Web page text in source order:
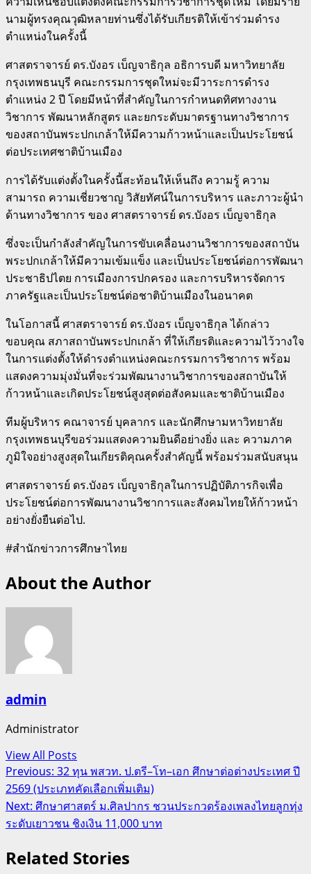
นามผู้ทรงคุณวุฒิหลายท่านซึ่งได้รับเกียรติให้เข้าร่วมดำรง
ตำแหน่งในครั้งนี้
ศาสตราจารย์ ดร.บังอร เบ็ญจาธิกุล อธิการบดี มหาวิทยาลัย
กรุงเทพธนบุรี คณะกรรมการชุดใหม่จะมีวาระการดำรง
ตำแหน่ง 2 ปี โดยมีหน้าที่สำคัญในการกำหนดทิศทางงาน
วิชาการ พัฒนาหลักสูตร และยกระดับมาตรฐานทางวิชาการ
ของสถาบันพระปกเกล้าให้มีความก้าวหน้าและเป็นประโยชน์
ต่อประเทศชาติบ้านเมือง
การได้รับแต่งตั้งในครั้งนี้สะท้อนให้เห็นถึง ความรู้ ความ
สามารถ ความเชี่ยวชาญ วิสัยทัศน์ในการบริหาร และภาวะผู้นำ
ด้านทางวิชาการ ของ ศาสตราจารย์ ดร.บังอร เบ็ญจาธิกุล
ซึ่งจะเป็นกำลังสำคัญในการขับเคลื่อนงานวิชาการของสถาบัน
พระปกเกล้าให้มีความเข้มแข็ง และเป็นประโยชน์ต่อการพัฒนา
ประชาธิปไตย การเมืองการปกครอง และการบริหารจัดการ
ภาครัฐและเป็นประโยชน์ต่อชาติบ้านเมืองในอนาคต
ในโอกาสนี้ ศาสตราจารย์ ดร.บังอร เบ็ญจาธิกุล ได้กล่าว
ขอบคุณ สภาสถาบันพระปกเกล้า ที่ให้เกียรติและความไว้วางใจ
ในการแต่งตั้งให้ดำรงตำแหน่งคณะกรรมการวิชาการ พร้อม
แสดงความมุ่งมั่นที่จะร่วมพัฒนางานวิชาการของสถาบันให้
ก้าวหน้าและเกิดประโยชน์สูงสุดต่อสังคมและชาติบ้านเมือง
ทีมผู้บริหาร คณาจารย์ บุคลากร และนักศึกษามหาวิทยาลัย
กรุงเทพธนบุรีขอร่วมแสดงความยินดีอย่างยิ่ง และ ความภาค
ภูมิใจอย่างสูงสุดในเกียรติคุณครั้งสำคัญนี้ พร้อมร่วมสนับสนุน
ศาสตราจารย์ ดร.บังอร เบ็ญจาธิกุลในการปฏิบัติภารกิจเพื่อ
ประโยชน์ต่อการพัฒนางานวิชาการและสังคมไทยให้ก้าวหน้า
อย่างยั่งยืนต่อไป.
#สำนักข่าวการศึกษาไทย
About the Author
admin
Administrator
View All Posts
Post
navigation
Previous: 32 ทุน พสวท. ป.ตรี–โท–เอก ศึกษาต่อต่างประเทศ ปี
2569 (ประเภทคัดเลือกเพิ่มเติม)
Next: ศึกษาศาสตร์ ม.ศิลปากร ชวนประกวดร้องเพลงไทยลูกทุ่ง
ระดับเยาวชน ชิงเงิน 11,000 บาท
Related Stories